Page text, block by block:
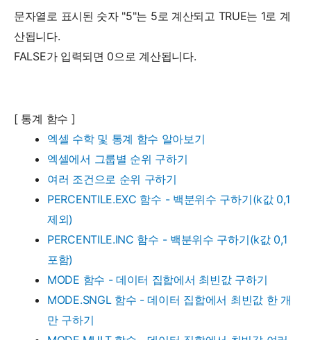
문자열로 표시된 숫자 "5"는 5로 계산되고 TRUE는 1로 계
산됩니다.
FALSE가 입력되면 0으로 계산됩니다.
[ 통계 함수 ]
엑셀 수학 및 통계 함수 알아보기
엑셀에서 그룹별 순위 구하기
여러 조건으로 순위 구하기
PERCENTILE.EXC 함수 - 백분위수 구하기(k값 0,1
제외)
PERCENTILE.INC 함수 - 백분위수 구하기(k값 0,1
포함)
MODE 함수 - 데이터 집합에서 최빈값 구하기
MODE.SNGL 함수 - 데이터 집합에서 최빈값 한 개
만 구하기